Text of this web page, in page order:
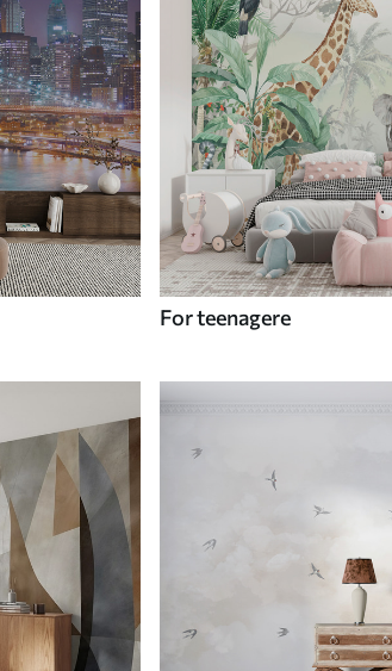
For teenagere